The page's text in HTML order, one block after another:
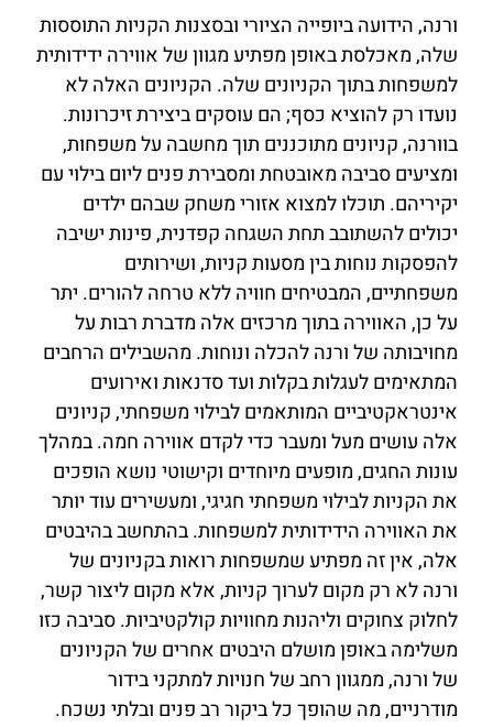
ורנה, הידועה ביופייה הציורי ובסצנות הקניות התוססות
שלה, מאכלסת באופן מפתיע מגוון של אווירה ידידותית
למשפחות בתוך הקניונים שלה. הקניונים האלה לא
נועדו רק להוציא כסף; הם עוסקים ביצירת זיכרונות.
בוורנה, קניונים מתוכננים תוך מחשבה על משפחות,
ומציעים סביבה מאובטחת ומסבירת פנים ליום בילוי עם
יקיריהם. תוכלו למצוא אזורי משחק שבהם ילדים
יכולים להשתובב תחת השגחה קפדנית, פינות ישיבה
להפסקות נוחות בין מסעות קניות, ושירותים
משפחתיים, המבטיחים חוויה ללא טרחה להורים. יתר
על כן, האווירה בתוך מרכזים אלה מדברת רבות על
מחויבותה של ורנה להכלה ונוחות. מהשבילים הרחבים
המתאימים לעגלות בקלות ועד סדנאות ואירועים
אינטראקטיביים המותאמים לבילוי משפחתי, קניונים
אלה עושים מעל ומעבר כדי לקדם אווירה חמה. במהלך
עונות החגים, מופעים מיוחדים וקישוטי נושא הופכים
את הקניות לבילוי משפחתי חגיגי, ומעשירים עוד יותר
את האווירה הידידותית למשפחות. בהתחשב בהיבטים
אלה, אין זה מפתיע שמשפחות רואות בקניונים של
ורנה לא רק מקום לערוך קניות, אלא מקום ליצור קשר,
לחלוק צחוקים וליהנות מחוויות קולקטיביות. סביבה כזו
משלימה באופן מושלם היבטים אחרים של הקניונים
של ורנה, ממגוון רחב של חנויות למתקני בידור
מודרניים, מה שהופך כל ביקור רב פנים ובלתי נשכח.